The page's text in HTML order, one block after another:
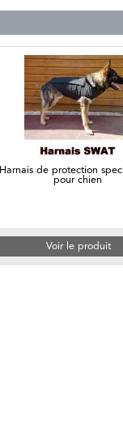
Harnais de protection
pour chien
Voir le produit